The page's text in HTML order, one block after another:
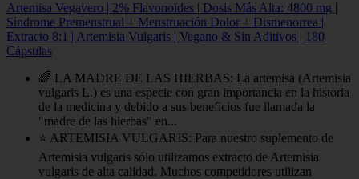
Artemisa Vegavero | 2% Flavonoides | Dosis Más Alta: 4800 mg |
Síndrome Premenstrual + Menstruación Dolor + Dismenorrea |
Extracto 8:1 | Artemisia Vulgaris | Vegano & Sin Aditivos | 180
Cápsulas
🌈 LA MADRE DE LAS HIERBAS: La artemisa (Artemisia
vulgaris L.) es una especie con gran importancia en la historia
de la medicina y debido a sus beneficios fue llamada la
"madre de las hierbas" en...
⭐ ARTEMISIA VULGARIS: Para nuestro suplemento de
Artemisia vulgaris sólo utilizamos extracto de Artemisia
vulgaris de alta calidad. Muchos competidores utilizan